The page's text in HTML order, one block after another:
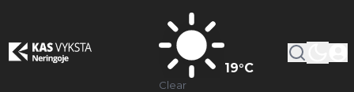
19°C
Clear